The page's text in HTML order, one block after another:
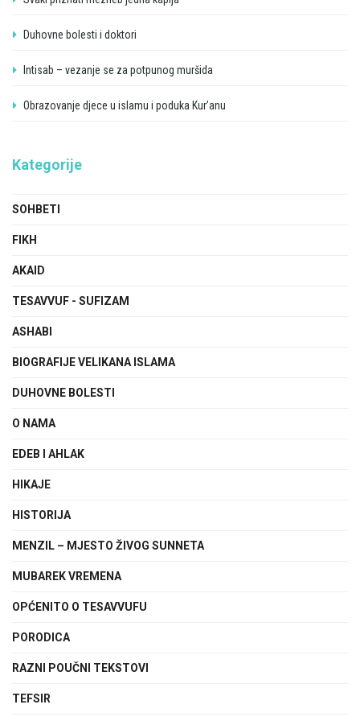
Duhovne bolesti i doktori
Intisab – vezanje se za potpunog muršida
Obrazovanje djece u islamu i poduka Kur’anu
Kategorije
SOHBETI
FIKH
AKAID
TESAVVUF - SUFIZAM
ASHABI
BIOGRAFIJE VELIKANA ISLAMA
DUHOVNE BOLESTI
O NAMA
EDEB I AHLAK
HIKAJE
HISTORIJA
MENZIL – MJESTO ŽIVOG SUNNETA
MUBAREK VREMENA
OPĆENITO O TESAVVUFU
PORODICA
RAZNI POUČNI TEKSTOVI
TEFSIR